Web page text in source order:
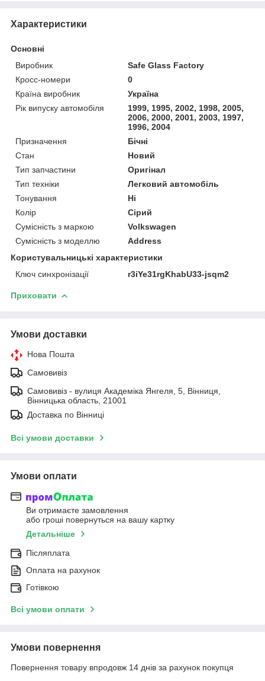
Характеристики
Основні
Виробник
Safe Glass Factory
Кросс-номери
0
Країна виробник
Україна
Рік випуску автомобіля
1999, 1995, 2002, 1998, 2005,
2006, 2000, 2001, 2003, 1997,
1996, 2004
Призначення
Бічні
Стан
Новий
Тип запчастини
Оригінал
Тип техніки
Легковий автомобіль
Тонування
Ні
Колір
Сірий
Сумісність з маркою
Volkswagen
Сумісність з моделлю
Address
Користувальницькі характеристики
Ключ синхронізації
r3iYe31rgKhabU33-jsqm2
Приховати
Умови доставки
Нова Пошта
Самовивіз
Самовивіз - вулиця Академіка Янгеля, 5, Вінниця,
Вінницька область, 21001
Доставка по Вінниці
Всі умови доставки
Умови оплати
Ви отримаєте замовлення
або гроші повернуться на вашу картку
Детальніше
Післяплата
Оплата на рахунок
Готівкою
Всі умови оплати
Умови повернення
Повернення товару впродовж 14 днів за рахунок покупця